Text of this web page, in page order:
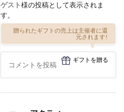
ゲスト様の投稿として表示されま
す。
贈られたギフトの売上は主催者に還
元されます!
ギフトを贈る